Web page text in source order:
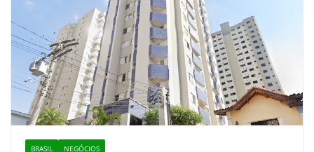
BRASIL NEGÓCIOS